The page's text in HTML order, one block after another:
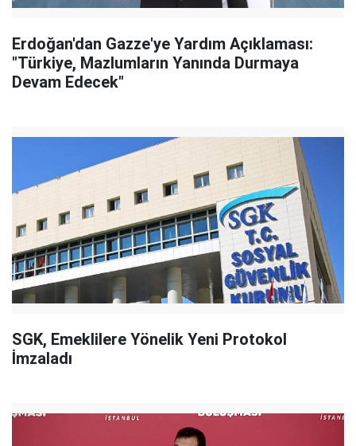
Erdoğan'dan Gazze'ye Yardım Açıklaması:
"Türkiye, Mazlumların Yanında Durmaya
Devam Edecek"
SGK, Emeklilere Yönelik Yeni Protokol
İmzaladı